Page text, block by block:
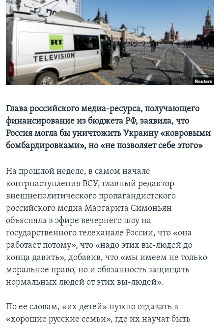
Learning English
СОЦИАЛЬНЫЕ СЕТИ
Глава российского медиа-ресурса, получающего
финансирование из бюджета РФ, заявила, что
Россия могла бы уничтожить Украину «ковровыми
бомбардировками», но «не позволяет себе этого»
На прошлой неделе, в самом начале
контрнаступления ВСУ, главный редактор
внешнеполитического пропагандистского
российского медиа Маргарита Симоньян
объясняла в эфире вечернего шоу на
государственного телеканале России, что «она
работает потому», что «надо этих вы-людей до
конца давить», добавив, что «мы имеем не только
моральное право, но и обязанность защищать
нормальных людей от этих вы-людей».
По ее словам, «их детей» нужно отдавать в
«хорошие русские семьи», где их научат быть